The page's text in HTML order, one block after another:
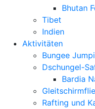
Bhutan
Tibet
Indien
Aktivitäten
Bungee
Dschungel-
Bardia
Rafting und